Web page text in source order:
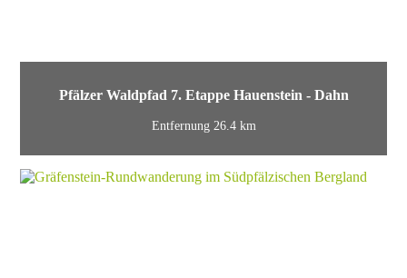
Pfälzer Waldpfad 7. Etappe Hauenstein - Dahn
Entfernung 26.4 km